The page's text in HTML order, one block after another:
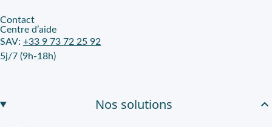
Contact
Centre d’aide
SAV: +33 9 73 72 25 92
5j/7 (9h-18h)
Nos solutions